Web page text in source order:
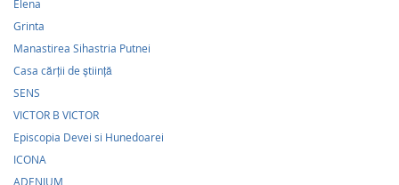
Elena
Grinta
Manastirea Sihastria Putnei
Casa cărţii de ştiinţă
SENS
VICTOR B VICTOR
Episcopia Devei si Hunedoarei
ICONA
ADENIUM